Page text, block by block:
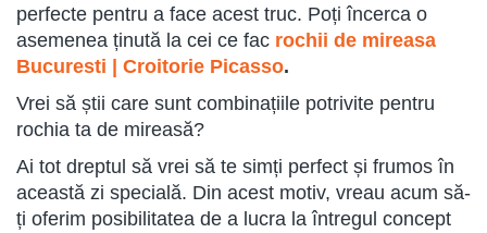
perfecte pentru a face acest truc. Poți încerca o
asemenea ținută la cei ce fac rochii de mireasa
Bucuresti | Croitorie Picasso.
Vrei să știi care sunt combinațiile potrivite pentru
rochia ta de mireasă?
Ai tot dreptul să vrei să te simți perfect și frumos în
această zi specială. Din acest motiv, vreau acum să-
ți oferim posibilitatea de a lucra la întregul concept